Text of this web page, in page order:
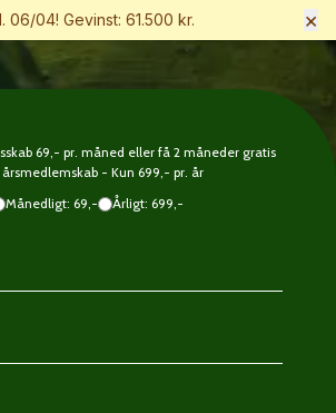
06/04! Gevinst: 61.500 kr. ×
69,- pr. måned eller få 2 måneder gratis
- Kun 699,- pr. år
Månedligt: 69,-
Årligt: 699,-